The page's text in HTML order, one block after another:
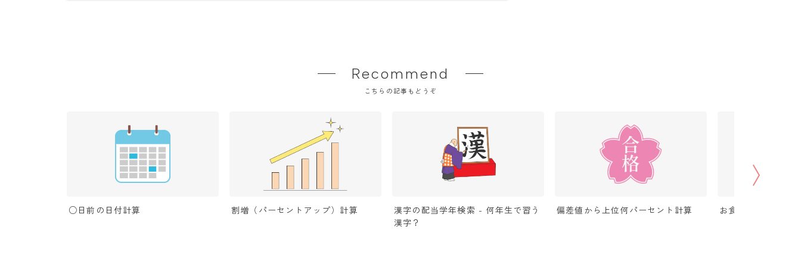
Recommend
こちらの記事もどうぞ
○日前の日付計算 割増（パーセントアップ）計算
漢字の配当学年検索 - 何年生で習う
漢字？
偏差値から上位何パーセント計算 お食い初め（100